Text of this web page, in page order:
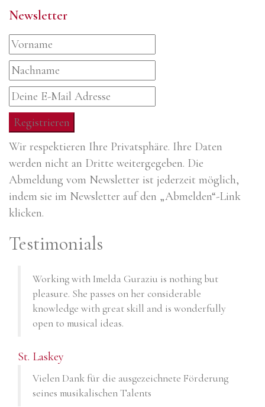
Newsletter
Wir respektieren Ihre Privatsphäre. Ihre Daten
werden nicht an Dritte weitergegeben. Die
Abmeldung vom Newsletter ist jederzeit möglich,
indem sie im Newsletter auf den „Abmelden“-Link
klicken.
Testimonials
Working with Imelda Guraziu is nothing but
pleasure. She passes on her considerable
knowledge with great skill and is wonderfully
open to musical ideas.
St. Laskey
Vielen Dank für die ausgezeichnete Förderung
seines musikalischen Talents